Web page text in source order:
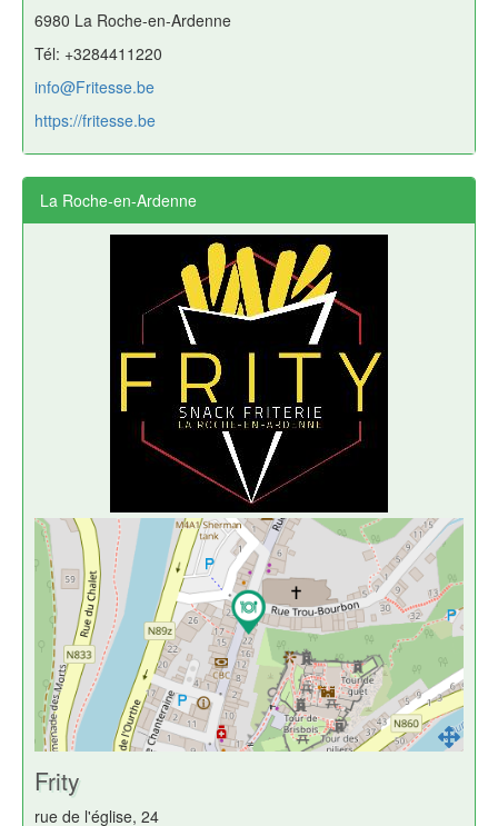
6980 La Roche-en-Ardenne
Tél: +3284411220
info@Fritesse.be
https://fritesse.be
La Roche-en-Ardenne
Frity
rue de l'église, 24